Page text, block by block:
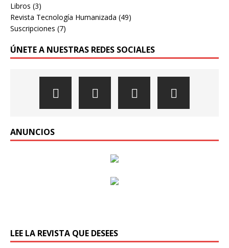
Libros (3)
Revista Tecnología Humanizada (49)
Suscripciones (7)
ÚNETE A NUESTRAS REDES SOCIALES
ANUNCIOS
LEE LA REVISTA QUE DESEES